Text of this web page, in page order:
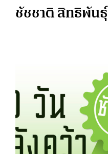
ชัชชาติ สิทธิพันธุ์